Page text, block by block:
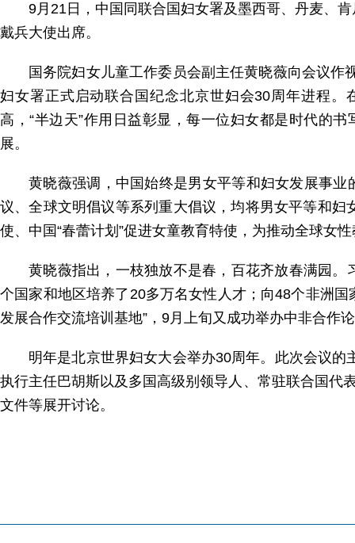
9月21日，中国同联合国妇女署及墨西哥、丹麦、
戴兵大使出席。
国务院妇女儿童工作委员会副主任黄晓薇向会议
妇女署正式启动联合国纪念北京世妇会30周年进程
高，“半边天”作用日益彰显，每一位妇女都是时代的
展。
黄晓薇强调，中国始终是男女平等和妇女发展事
议、全球文明倡议等系列重大倡议，均将男女平等和
使、中国“春蕾计划”促进女童教育特使，为推动全球女
黄晓薇指出，一枝独放不是春，百花齐放春满园
个国家和地区培养了20多万名女性人才；向48个非洲国
发展合作交流培训基地”，9月上旬又成功举办中非合作
明年是北京世界妇女大会举办30周年。此次会议
执行主任巴胡斯以及多国高级别领导人、常驻联合国代
文件等展开讨论。